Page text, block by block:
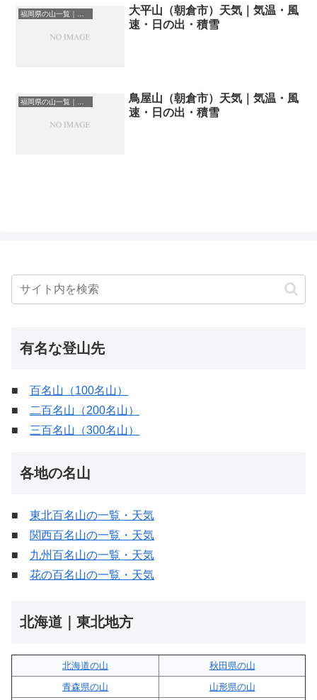
大平山（朝倉市）天気｜気温・風
速・日の出・積雪
鳥屋山（朝倉市）天気｜気温・風
速・日の出・積雪
有名な登山先
■ 百名山（100名山）
■
二百名山（200名山）
■ 三百名山（300名山）
各地の名山
■ 東北百名山の一覧・天気
■ 関西百名山の一覧・天気
■ 九州百名山の一覧・天気
■ 花の百名山の一覧・天気
北海道｜東北地方
北海道の山
秋田県の山
青森県の山
山形県の山